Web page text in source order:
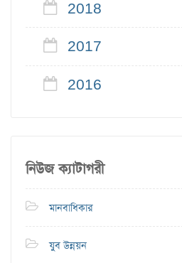
2018
2017
2016
নিউজ ক্যাটাগরী
মানবাধিকার
যুব উন্নয়ন